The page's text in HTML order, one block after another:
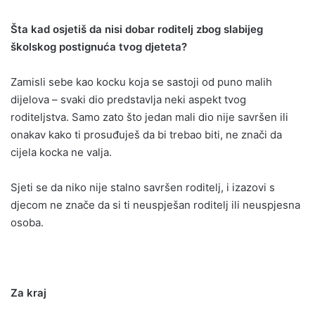
Šta kad osjetiš da nisi dobar roditelj zbog slabijeg
školskog postignuća tvog djeteta?
Zamisli sebe kao kocku koja se sastoji od puno malih
dijelova – svaki dio predstavlja neki aspekt tvog
roditeljstva. Samo zato što jedan mali dio nije savršen ili
onakav kako ti prosuđuješ da bi trebao biti, ne znači da
cijela kocka ne valja.
Sjeti se da niko nije stalno savršen roditelj, i izazovi s
djecom ne znače da si ti neuspješan roditelj ili neuspjesna
osoba.
Za kraj